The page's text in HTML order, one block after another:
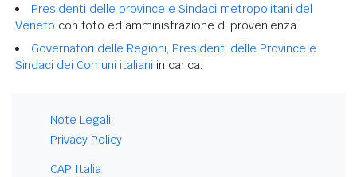
Presidenti delle province e Sindaci metropolitani del
Veneto con foto ed amministrazione di provenienza.
Governatori delle Regioni, Presidenti delle Province e
Sindaci dei Comuni italiani in carica.
Note Legali
Privacy Policy
CAP Italia